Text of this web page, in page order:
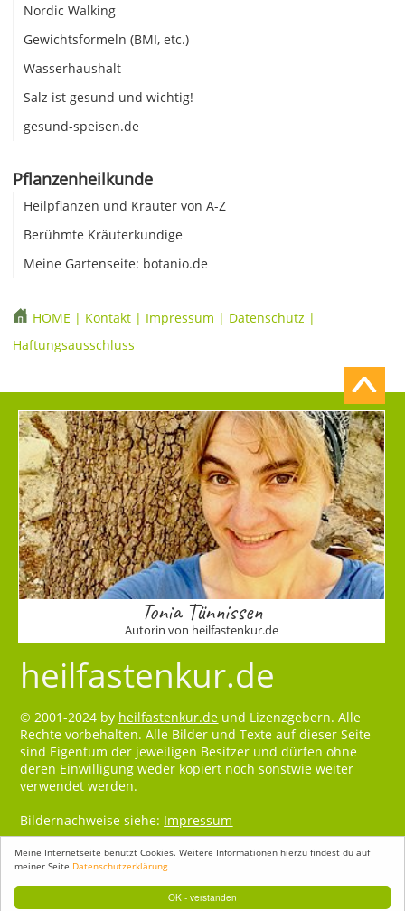
OK - verstanden
Meine Internetseite benutzt Cookies. Weitere Informationen hierzu findest du auf
meiner Seite Datenschutzerklärung
Nordic Walking
Gewichtsformeln (BMI, etc.)
Wasserhaushalt
Salz ist gesund und wichtig!
gesund-speisen.de
Pflanzenheilkunde
Heilpflanzen und Kräuter von A-Z
Berühmte Kräuterkundige
Meine Gartenseite: botanio.de
HOME | Kontakt | Impressum | Datenschutz |
Haftungsausschluss
Tonia Tünnissen
Autorin von heilfastenkur.de
heilfastenkur.de
© 2001-2024 by heilfastenkur.de und Lizenzgebern. Alle
Rechte vorbehalten. Alle Bilder und Texte auf dieser Seite
sind Eigentum der jeweiligen Besitzer und dürfen ohne
deren Einwilligung weder kopiert noch sonstwie weiter
verwendet werden.
Bildernachweise siehe: Impressum